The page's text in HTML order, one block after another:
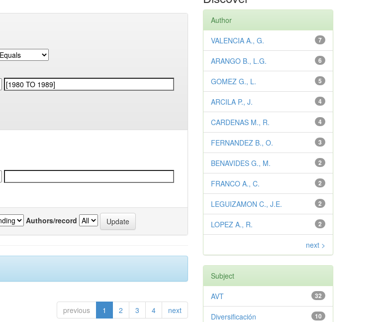
Authors/record
previous 1 2 3 4 next
Author
7
VALENCIA A., G.
6
ARANGO B., L.G.
5
GOMEZ G., L.
4
ARCILA P., J.
4
CARDENAS M., R.
3
FERNANDEZ B., O.
2
BENAVIDES G., M.
2
FRANCO A., C.
2
LEGUIZAMON C., J.E.
2
LOPEZ A., R.
next >
Subject
32
AVT
10
Diversificación